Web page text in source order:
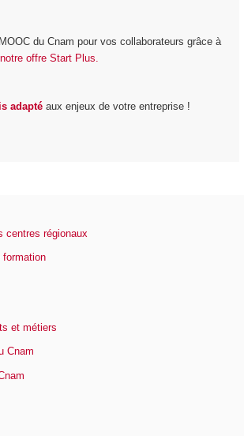
du Cnam pour vos collaborateurs grâce à
notre offre Start Plus.
adaptéaux enjeux de votre entreprise !
centres régionaux
formation
et métiers
Cnam